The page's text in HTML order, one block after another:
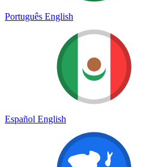
Português English
Español English